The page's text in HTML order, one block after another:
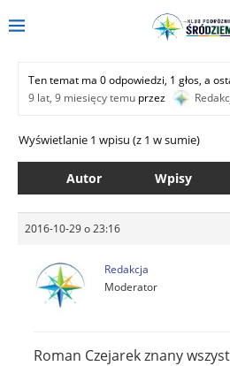
Ten temat ma 0 odpowiedzi, 1 głos, a
9 lat, 9 miesięcy temu przez
Wyświetlanie 1 wpisu (z 1 w sumie)
Autor Wpisy
2016-10-29 o 23:16
Redakcja
Moderator
Roman Czejarek znany